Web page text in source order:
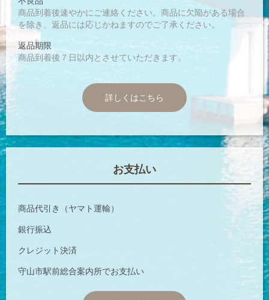
商品到着後速やかにご連絡ください。商品に欠陥がある場合
を除き、返品には応じかねますのでご了承ください。
返品期限
商品到着後７日以内とさせていただきます。
詳しくはこちら
お支払い
商品代引き（ヤマト運輸）
銀行振込
クレジット決済
守山市駅前総合案内所でお支払い